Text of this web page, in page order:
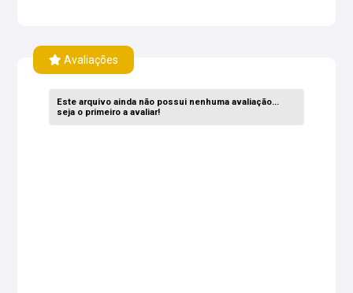
Avaliações
Este arquivo ainda não possui nenhuma avaliação...
seja o primeiro a avaliar!